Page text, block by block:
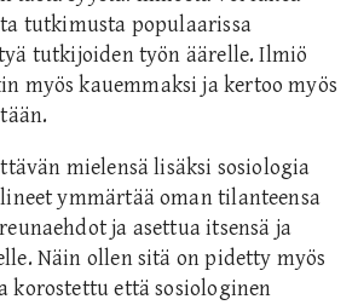
tutkimusta populaarissa
tutkijoiden työn äärelle. Ilmiö
myös kauemmaksi ja kertoo myös
mielensä lisäksi sosiologia
ymmärtää oman tilanteensa
ja asettua itsensä ja
Näin ollen sitä on pidetty myös
korostettu että sosiologinen